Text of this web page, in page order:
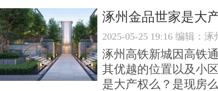
涿州金品世家是大
2025-05-25 19:16 编辑：
涿州高铁新城因高铁
其优越的位置以及小
是大产权么？是现房